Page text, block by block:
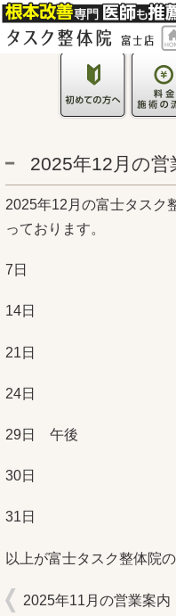
2025年12月の営
2025年12月の富士タスク
っております。
7日
14日
21日
24日
29日 午後
30日
31日
以上が富士タスク整体院
2025年11月の営業案内